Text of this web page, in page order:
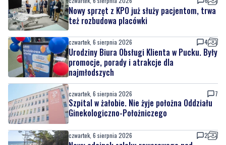
czwartek, 6 sierpnia 2026 4
Urodziny Biura Obsługi Klienta w Pucku. Były
promocje, porady i atrakcje dla
najmłodszych
czwartek, 6 sierpnia 2026 7
Szpital w żałobie. Nie żyje położna Oddziału
Ginekologiczno-Położniczego
czwartek, 6 sierpnia 2026 2
Nowy odcinek szlaku rowerowego nad
Bałtykiem. Powodem zmiany budowa
elektrowni jądrowej